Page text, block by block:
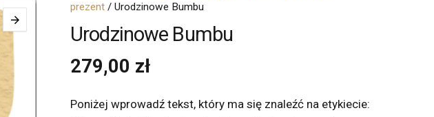
prezent / Urodzinowe Bumbu
Urodzinowe Bumbu
279,00 zł
Poniżej wprowadź tekst, który ma się znaleźć na etykiecie: